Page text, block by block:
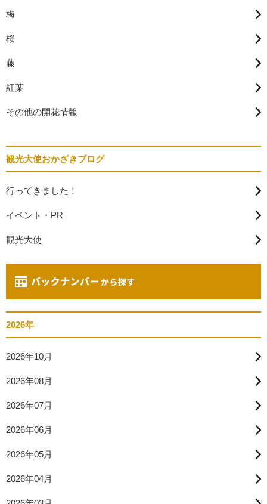
梅
桜
藤
紅葉
その他の開花情報
観光大使おかざきブログ
行ってきました！
イベント・PR
観光大使
2026年
2026年10月
2026年08月
2026年07月
2026年06月
2026年05月
2026年04月